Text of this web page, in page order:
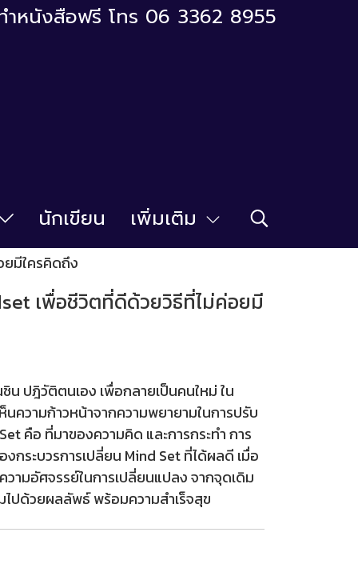
ำหนังสือฟรี โทร 06 3362 8955
นักเขียน เพิ่มเติม
มีใครคิดถึง
เพื่อชีวิตที่ดีด้วยวิธีที่ไม่ค่อยมี
ปฎิวัติตนเอง เพื่อกลายเป็นคนใหม่ ใน
ความก้าวหน้าจากความพยายามในการปรับ
คือ ที่มาของความคิด และการกระทำ การ
กระบวรการเปลี่ยน Mind Set ที่ได้ผลดี เมื่อ
ามอัศจรรย์ในการเปลี่ยนแปลง จากจุดเดิม
ปด้วยผลลัพธ์ พร้อมความสำเร็จสุข